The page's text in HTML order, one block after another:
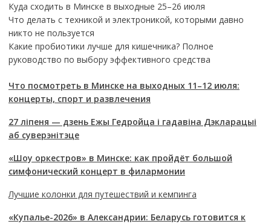
Куда сходить в Минске в выходные 25–26 июля
Что делать с техникой и электроникой, которыми давно
никто не пользуется
Какие пробиотики лучше для кишечника? Полное
руководство по выбору эффективного средства
Что посмотреть в Минске на выходных 11–12 июля:
концерты, спорт и развлечения
27 ліпеня — дзень Ежы Гедройца і гадавіна Дэкларацыі
аб суверэнітэце
«Шоу оркестров» в Минске: как пройдёт большой
симфонический концерт в филармонии
Лучшие колонки для путешествий и кемпинга
«Купалье-2026» в Александрии: Беларусь готовится к